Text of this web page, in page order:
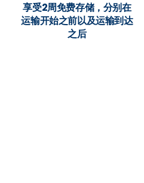
享受2周免费存储，分别在
运输开始之前以及运输到达
之后